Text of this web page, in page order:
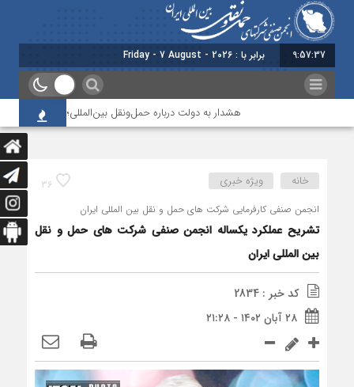
9:57:38 برابر با : Friday - 7 August - 2026
هشدار به دولت درباره حمل‌ونقل بین‌المللی؛ شرکت‌ها زیر فشار
36 خانه ویژه خبری
انجمن صنفی کارفرمایی شرکت های حمل و نقل بین المللی ایران
تشریح عملکرد یکساله انجمن صنفی شرکت های حمل و نقل
بین المللی ایران
کد خبر : 2834
۲۸ آبان ۱۴۰۲ - ۲۱:۲۸